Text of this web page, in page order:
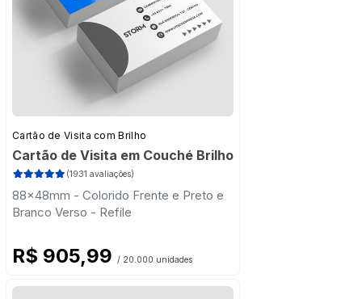
Cartão de Visita com Brilho
Cartão de Visita em Couché Brilho
(1931 avaliações)
88x48mm - Colorido Frente e Preto e
Branco Verso - Refile
R$ 905,99 / 20.000 unidades